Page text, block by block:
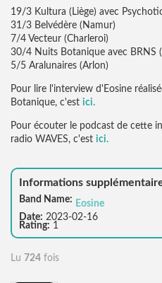
19/3 Kultura (Liège) avec
31/3 Belvédère (Namur)
7/4 Vecteur (Charleroi)
30/4 Nuits Botanique avec BRNS
5/5 Aralunaires (Arlon)
Pour lire l'interview d'Eosine
Botanique, c'est ici.
Pour écouter le podcast de cette
radio WAVES, c'est ici.
Informations
Band Name: Eosine
Date: 2023-02-16
Rating: 1
Lu 724 fois